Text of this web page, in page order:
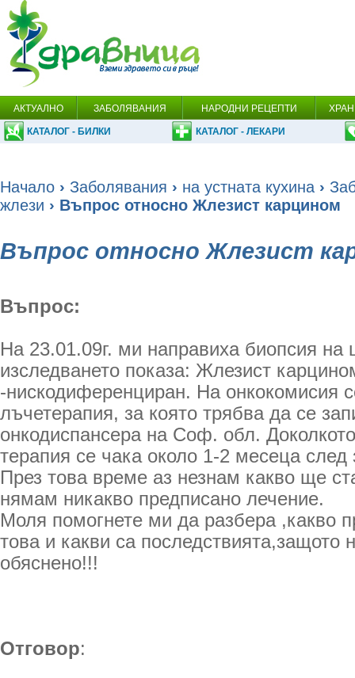
АКТУАЛНО ЗАБОЛЯВАНИЯ НАРОДНИ РЕЦЕПТИ
КАТАЛОГ - БИЛКИ КАТАЛОГ - ЛЕКАРИ
Начало › Заболявания › на устната кухина ›
жлези › Въпрос относно Жлезист карцином
Въпрос относно Жлезист
Въпрос:
На 23.01.09г. ми направиха биопсия на
изследването показа: Жлезист
-нискодиференциран. На онкокомисия
лъчетерапия, за която трябва да се
онкодиспансера на Соф. обл.
терапия се чака около 1-2 месеца след
През това време аз незнам какво ще
нямам никакво предписано лечение.
Моля помогнете ми да разбера ,какво
това и какви са
обяснено!!!
Отговор: